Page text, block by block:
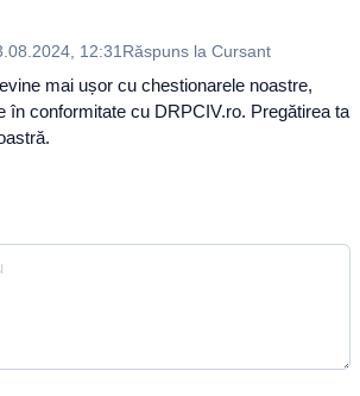
12:31 Răspuns la Cursant
mai ușor cu chestionarele noastre,
în conformitate cu DRPCIV.ro. Pregătirea ta